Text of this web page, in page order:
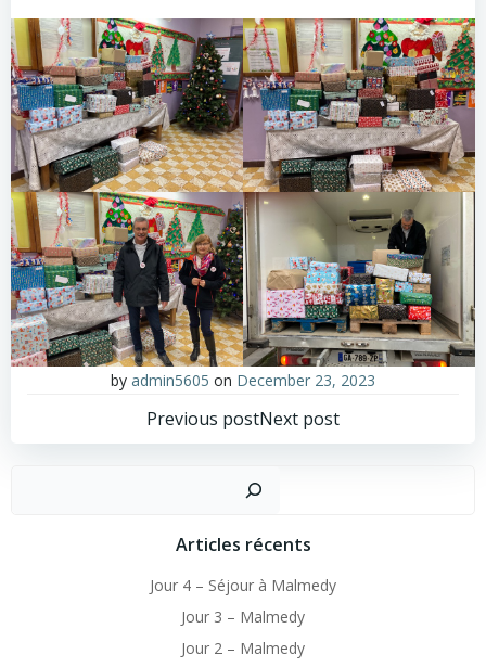
by admin5605 on December 23, 2023
Post
navigation
Previous postPost
navigation
Next post
Articles récents
Jour 4 – Séjour à Malmedy
Jour 3 – Malmedy
Jour 2 – Malmedy